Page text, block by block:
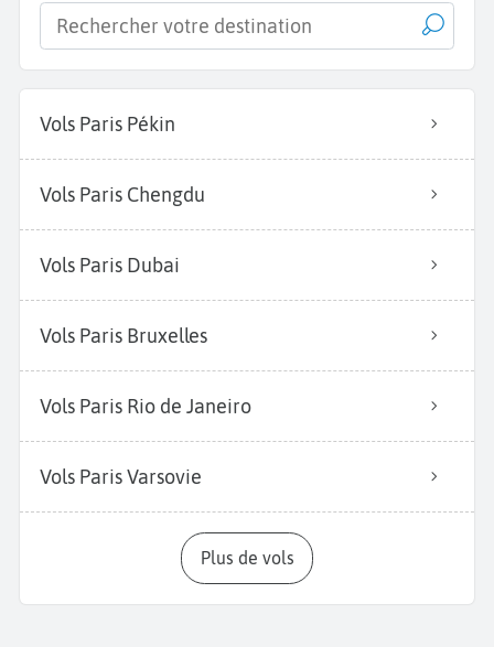
Vols Paris Pékin
Vols Paris Chengdu
Vols Paris Dubai
Vols Paris Bruxelles
Vols Paris Rio de Janeiro
Vols Paris Varsovie
Plus de vols